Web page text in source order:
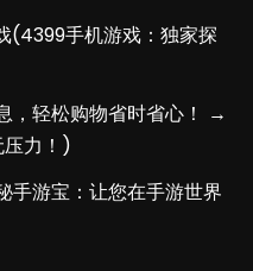
(4399手机游戏：独家探
，轻松购物省时省心！ →
压力！)
手游宝：让您在手游世界